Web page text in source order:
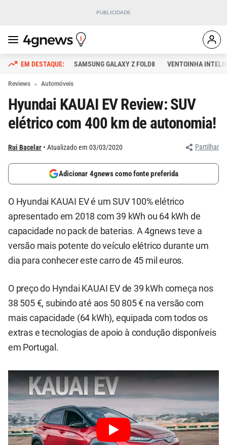
SAMSUNG GALAXY Z FOLD8 VENTOINHA
Reviews Automóveis
Hyundai KAUAI EV Review: SUV
elétrico com 400 km de autonomia!
Rui Bacelar Atualizado em 03/03/2020 Partilhar
Adicionar 4gnews como fonte preferida
O Hyundai KAUAI EV é um SUV 100% elétrico
apresentado em 2018 com 39 kWh ou 64 kWh de
capacidade no pack de baterias. A 4gnews teve a
versão mais potente do veículo elétrico durante um
dia para conhecer este carro de 45 mil euros.
O preço do Hyndai KAUAI EV de 39 kWh começa nos
38 505 €, subindo até aos 50 805 € na versão com
mais capacidade (64 kWh), equipada com todos os
extras e tecnologias de apoio à condução disponíveis
em Portugal.